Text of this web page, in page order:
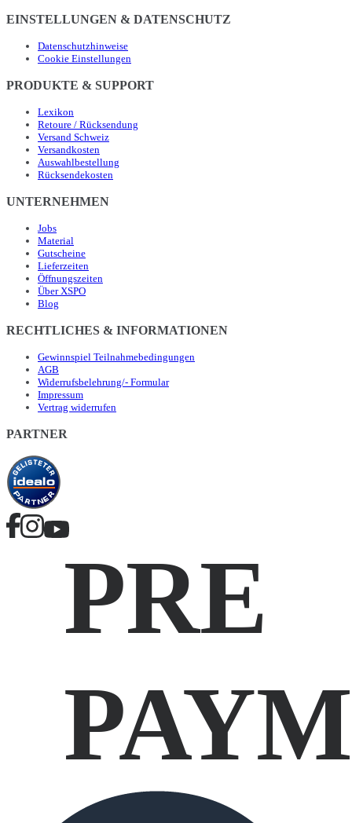
EINSTELLUNGEN & DATENSCHUTZ
Datenschutzhinweise
Cookie Einstellungen
PRODUKTE & SUPPORT
Lexikon
Retoure / Rücksendung
Versand Schweiz
Versandkosten
Auswahlbestellung
Rücksendekosten
UNTERNEHMEN
Jobs
Material
Gutscheine
Lieferzeiten
Öffnungszeiten
Über XSPO
Blog
RECHTLICHES & INFORMATIONEN
Gewinnspiel Teilnahmebedingungen
AGB
Widerrufsbelehrung/- Formular
Impressum
Vertrag widerrufen
PARTNER